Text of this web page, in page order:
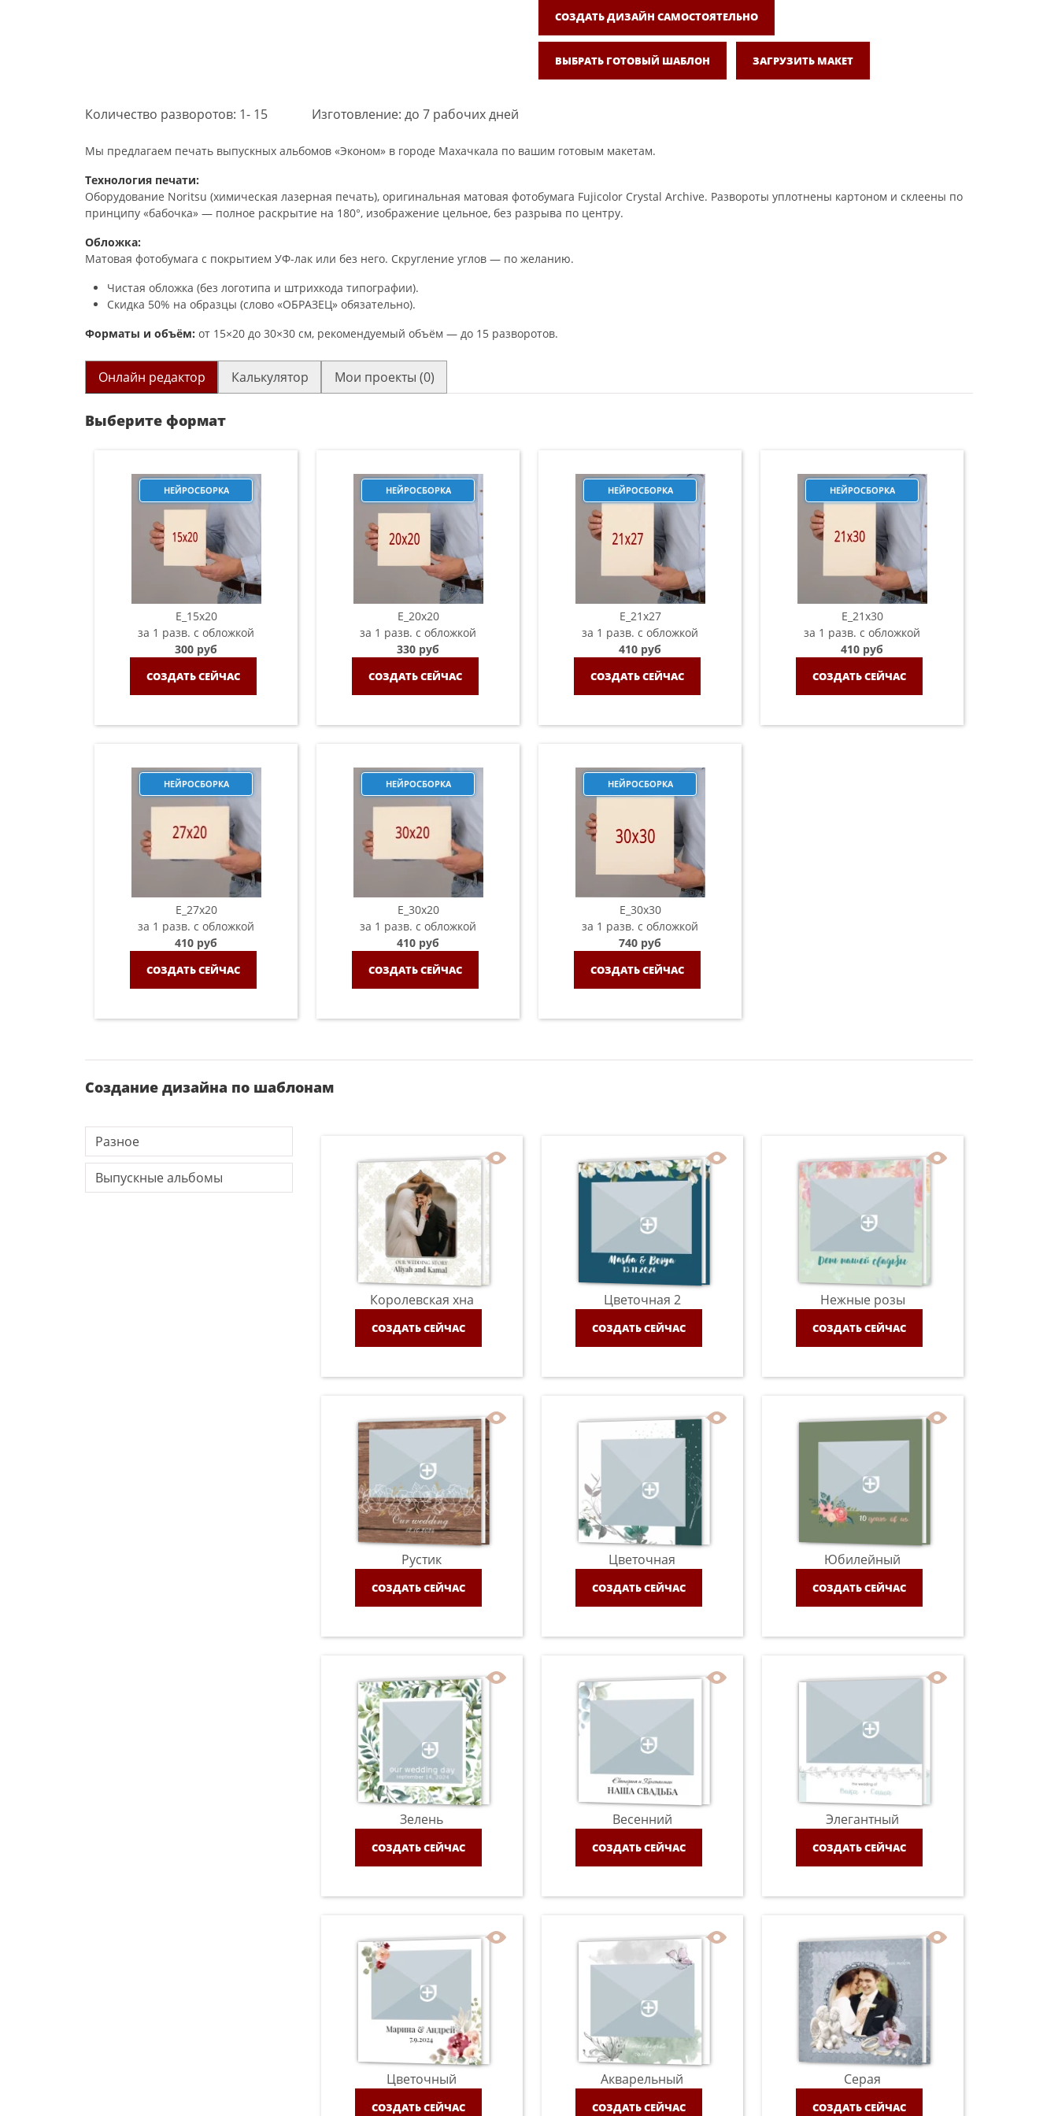
СОЗДАТЬ ДИЗАЙН САМОСТОЯТЕЛЬНО
ВЫБРАТЬ ГОТОВЫЙ ШАБЛОН ЗАГРУЗИТЬ МАКЕТ
Количество разворотов: 1- 15 Изготовление: до 7 рабочих дней
Мы предлагаем печать выпускных альбомов «Эконом» в городе Махачкала по вашим готовым макетам.
Технология печати:
Оборудование Noritsu (химическая лазерная печать), оригинальная матовая фотобумага Fujicolor Crystal Archive. Развороты уплотнены картоном и склеены по
принципу «бабочка» — полное раскрытие на 180°, изображение цельное, без разрыва по центру.
Обложка:
Матовая фотобумага с покрытием УФ-лак или без него. Скругление углов — по желанию.
Чистая обложка (без логотипа и штрихкода типографии).
Скидка 50% на образцы (слово «ОБРАЗЕЦ» обязательно).
Форматы и объём: от 15×20 до 30×30 см, рекомендуемый объём — до 15 разворотов.
Онлайн редактор Калькулятор Мои проекты (0)
Выберите формат
НЕЙРОСБОРКА
E_15х20
за 1 разв. с обложкой
300 руб
СОЗДАТЬ СЕЙЧАС
НЕЙРОСБОРКА
E_20х20
за 1 разв. с обложкой
330 руб
СОЗДАТЬ СЕЙЧАС
НЕЙРОСБОРКА
E_21х27
за 1 разв. с обложкой
410 руб
СОЗДАТЬ СЕЙЧАС
НЕЙРОСБОРКА
E_21х30
за 1 разв. с обложкой
410 руб
СОЗДАТЬ СЕЙЧАС
НЕЙРОСБОРКА
E_27x20
за 1 разв. с обложкой
410 руб
СОЗДАТЬ СЕЙЧАС
НЕЙРОСБОРКА
E_30x20
за 1 разв. с обложкой
410 руб
СОЗДАТЬ СЕЙЧАС
НЕЙРОСБОРКА
E_30х30
за 1 разв. с обложкой
740 руб
СОЗДАТЬ СЕЙЧАС
Создание дизайна по шаблонам
Разное
Выпускные альбомы
Королевская хна
СОЗДАТЬ СЕЙЧАС
Цветочная 2
СОЗДАТЬ СЕЙЧАС
Нежные розы
СОЗДАТЬ СЕЙЧАС
Рустик
СОЗДАТЬ СЕЙЧАС
Цветочная
СОЗДАТЬ СЕЙЧАС
Юбилейный
СОЗДАТЬ СЕЙЧАС
Зелень
СОЗДАТЬ СЕЙЧАС
Весенний
СОЗДАТЬ СЕЙЧАС
Элегантный
СОЗДАТЬ СЕЙЧАС
Цветочный
СОЗДАТЬ СЕЙЧАС
Акварельный
СОЗДАТЬ СЕЙЧАС
Серая
СОЗДАТЬ СЕЙЧАС